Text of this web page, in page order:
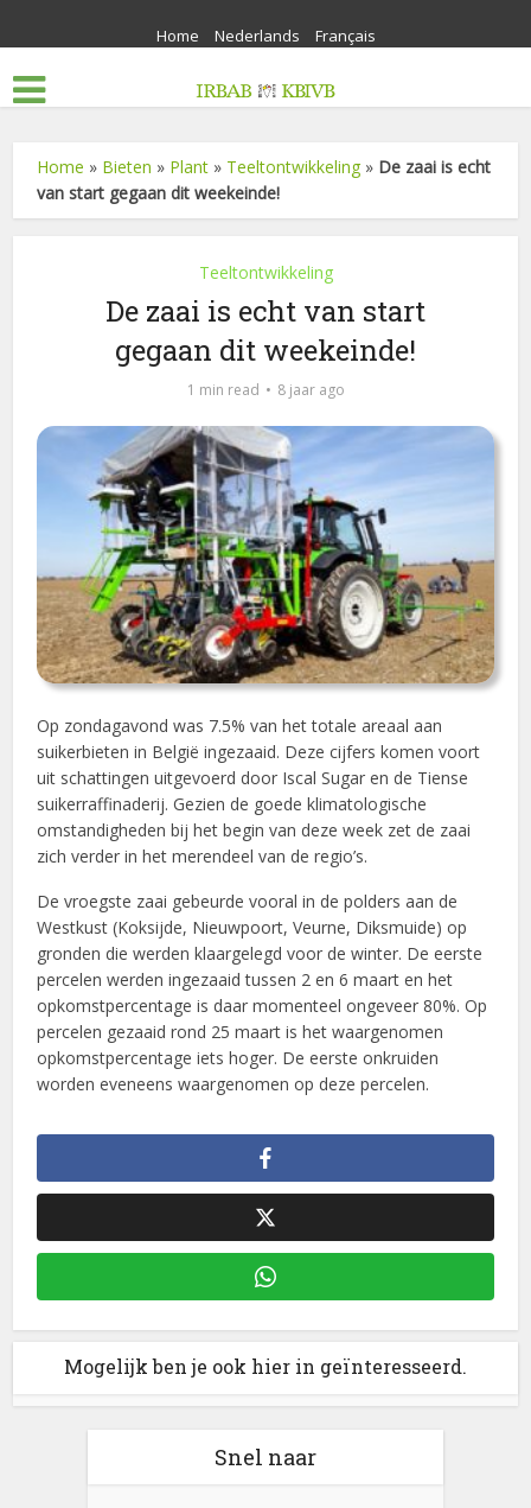
Home Nederlands Français
Home » Bieten » Plant » Teeltontwikkeling » De zaai is echt
van start gegaan dit weekeinde!
Teeltontwikkeling
De zaai is echt van start
gegaan dit weekeinde!
1 min read 8 jaar ago
Op zondagavond was 7.5% van het totale areaal aan
suikerbieten in België ingezaaid. Deze cijfers komen voort
uit schattingen uitgevoerd door Iscal Sugar en de Tiense
suikerraffinaderij. Gezien de goede klimatologische
omstandigheden bij het begin van deze week zet de zaai
zich verder in het merendeel van de regio’s.
De vroegste zaai gebeurde vooral in de polders aan de
Westkust (Koksijde, Nieuwpoort, Veurne, Diksmuide) op
gronden die werden klaargelegd voor de winter. De eerste
percelen werden ingezaaid tussen 2 en 6 maart en het
opkomstpercentage is daar momenteel ongeveer 80%. Op
percelen gezaaid rond 25 maart is het waargenomen
opkomstpercentage iets hoger. De eerste onkruiden
worden eveneens waargenomen op deze percelen.
Mogelijk ben je ook hier in geïnteresseerd.
Snel naar